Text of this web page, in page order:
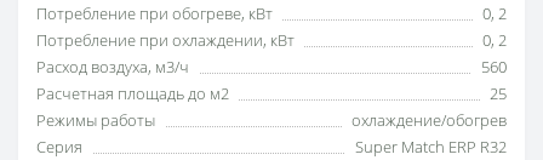
Потребление при обогреве, кВт
0, 2
Потребление при охлаждении, кВт
0, 2
Расход воздуха, м3/ч
560
Расчетная площадь до м2
25
Режимы работы
охлаждение/обогрев
Серия
Super Match ERP R32